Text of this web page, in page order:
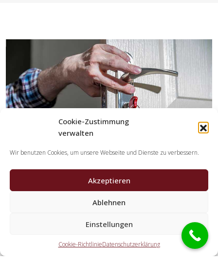
Cookie-Zustimmung
verwalten
Wir benutzen Cookies, um unsere Webseite und Dienste zu verbessern.
Akzeptieren
Ablehnen
Einstellungen
Cookie-RichtlinieDatenschutzerklärung
Schlüsseldienst Spezialisten?
Die Partner erledigen jegliche Tätigkeiten, welche Sie von
einem Schlüsselnotdienst erwarten. Dazu gehört die